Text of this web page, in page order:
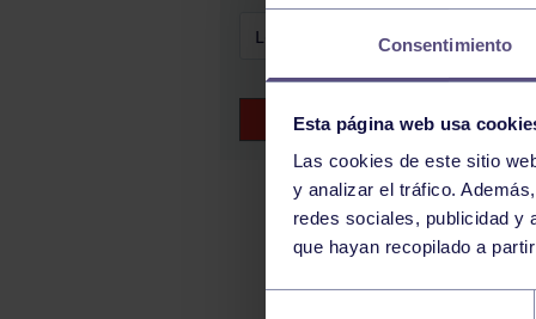
Consentimiento
Esta página web usa
Las cookies de este sitio
y analizar el tráfico.
redes sociales, publicidad y
que hayan recopilado a
HALTEROFILIA
KÁRATE
LUCHA
MONTAÑA
NATACIÓN
ORFEÓN
BUSCAR EVENTOS